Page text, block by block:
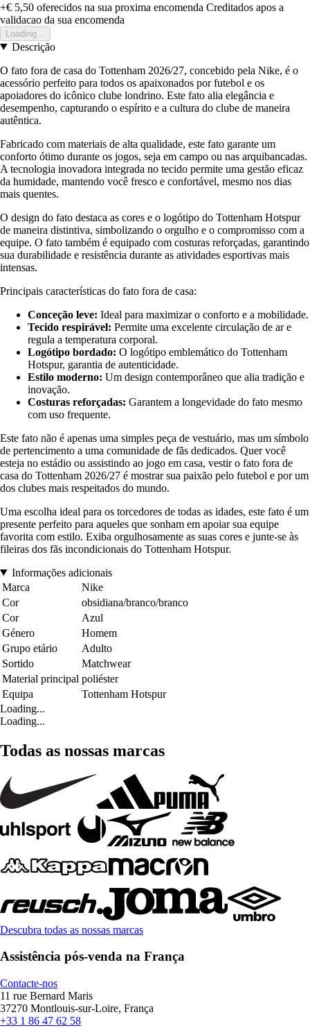
+€ 5,50 oferecidos na sua proxima encomenda Creditados apos a
validacao da sua encomenda
Loading...
Descrição
O fato fora de casa do Tottenham 2026/27, concebido pela Nike, é o
acessório perfeito para todos os apaixonados por futebol e os
apoiadores do icônico clube londrino. Este fato alia elegância e
desempenho, capturando o espírito e a cultura do clube de maneira
autêntica.
Fabricado com materiais de alta qualidade, este fato garante um
conforto ótimo durante os jogos, seja em campo ou nas arquibancadas.
A tecnologia inovadora integrada no tecido permite uma gestão eficaz
da humidade, mantendo você fresco e confortável, mesmo nos dias
mais quentes.
O design do fato destaca as cores e o logótipo do Tottenham Hotspur
de maneira distintiva, simbolizando o orgulho e o compromisso com a
equipe. O fato também é equipado com costuras reforçadas, garantindo
sua durabilidade e resistência durante as atividades esportivas mais
intensas.
Principais características do fato fora de casa:
Conceção leve: Ideal para maximizar o conforto e a mobilidade.
Tecido respirável: Permite uma excelente circulação de ar e
regula a temperatura corporal.
Logótipo bordado: O logótipo emblemático do Tottenham
Hotspur, garantia de autenticidade.
Estilo moderno: Um design contemporâneo que alia tradição e
inovação.
Costuras reforçadas: Garantem a longevidade do fato mesmo
com uso frequente.
Este fato não é apenas uma simples peça de vestuário, mas um símbolo
de pertencimento a uma comunidade de fãs dedicados. Quer você
esteja no estádio ou assistindo ao jogo em casa, vestir o fato fora de
casa do Tottenham 2026/27 é mostrar sua paixão pelo futebol e por um
dos clubes mais respeitados do mundo.
Uma escolha ideal para os torcedores de todas as idades, este fato é um
presente perfeito para aqueles que sonham em apoiar sua equipe
favorita com estilo. Exiba orgulhosamente as suas cores e junte-se às
fileiras dos fãs incondicionais do Tottenham Hotspur.
Informações adicionais
Marca
Nike
Cor
obsidiana/branco/branco
Cor
Azul
Género
Homem
Grupo etário
Adulto
Sortido
Matchwear
Material principal poliéster
Equipa
Tottenham Hotspur
Loading...
Loading...
Todas as nossas marcas
Descubra todas as nossas marcas
Assistência pós-venda na França
Contacte-nos
11 rue Bernard Maris
37270 Montlouis-sur-Loire, França
+33 1 86 47 62 58